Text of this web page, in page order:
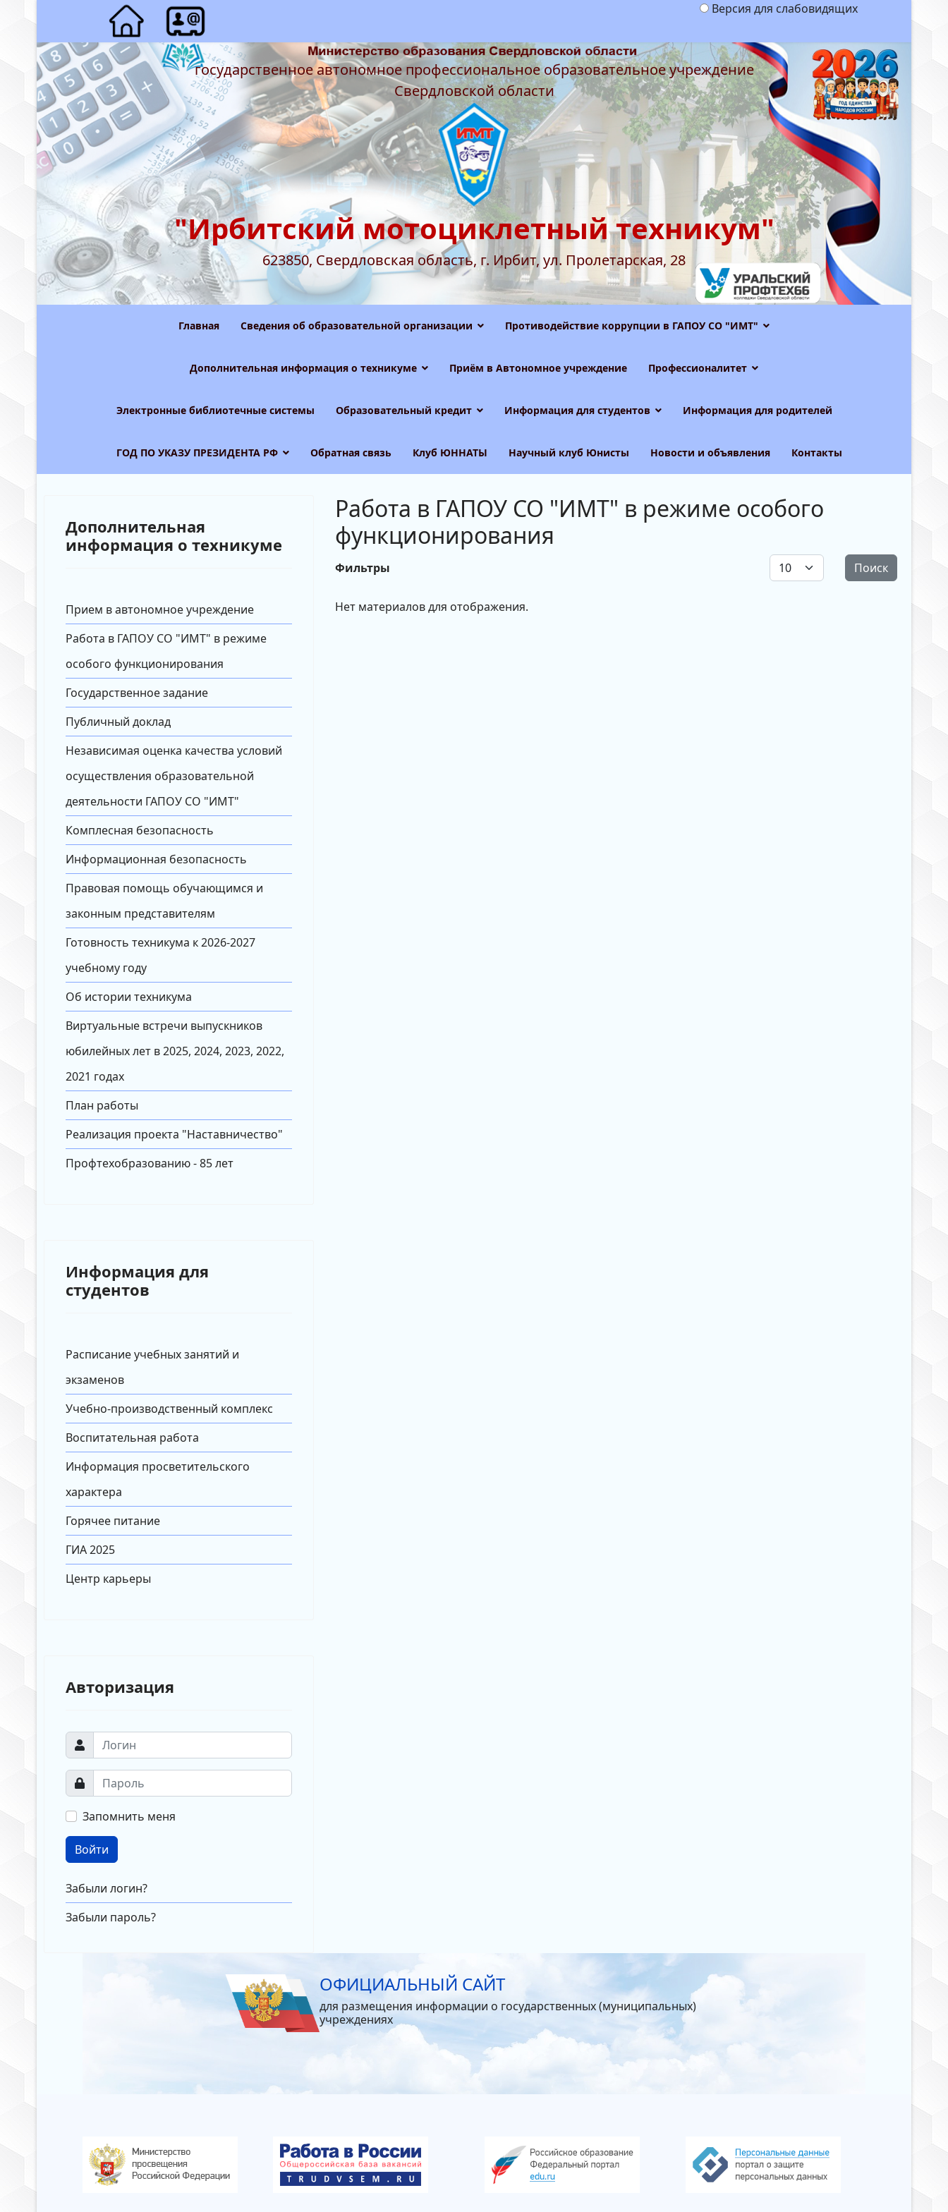
Версия для слабовидящих
государственное автономное профессиональное образовательное учреждение
Свердловской области
"Ирбитский мотоциклетный техникум"
623850, Свердловская область, г. Ирбит, ул. Пролетарская, 28
Главная Сведения об образовательной организации Противодействие коррупции в ГАПОУ СО "ИМТ"
Дополнительная информация о техникуме Приём в Автономное учреждение Профессионалитет
Электронные библиотечные системы Образовательный кредит Информация для студентов Информация для родителей
ГОД ПО УКАЗУ ПРЕЗИДЕНТА РФ Обратная связь Клуб ЮННАТЫ Научный клуб Юнисты Новости и объявления Контакты
Дополнительная
информация о техникуме
Прием в автономное учреждение
Работа в ГАПОУ СО "ИМТ" в режиме
особого функционирования
Государственное задание
Публичный доклад
Независимая оценка качества условий
осуществления образовательной
деятельности ГАПОУ СО "ИМТ"
Комплесная безопасность
Информационная безопасность
Правовая помощь обучающимся и
законным представителям
Готовность техникума к 2026-2027
учебному году
Об истории техникума
Виртуальные встречи выпускников
юбилейных лет в 2025, 2024, 2023, 2022,
2021 годах
План работы
Реализация проекта "Наставничество"
Профтехобразованию - 85 лет
Информация для
студентов
Расписание учебных занятий и
экзаменов
Учебно-производственный комплекс
Воспитательная работа
Информация просветительского
характера
Горячее питание
ГИА 2025
Центр карьеры
Авторизация
Запомнить меня
Войти
Забыли логин?
Забыли пароль?
Работа в ГАПОУ СО "ИМТ" в режиме особого
функционирования
Фильтры Кол-во строк: Поиск
Нет материалов для отображения.
ОФИЦИАЛЬНЫЙ САЙТ
для размещения информации о государственных (муниципальных)
учреждениях